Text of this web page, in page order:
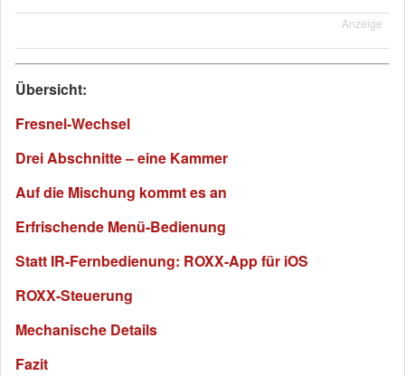
Anzeige
Übersicht:
Fresnel-Wechsel
Drei Abschnitte – eine Kammer
Auf die Mischung kommt es an
Erfrischende Menü-Bedienung
Statt IR-Fernbedienung: ROXX-App für iOS
ROXX-Steuerung
Mechanische Details
Fazit